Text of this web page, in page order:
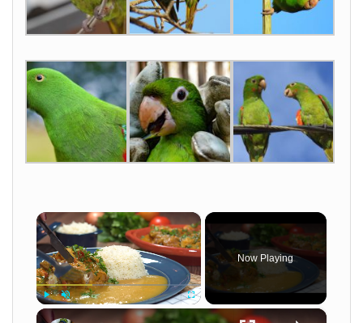
×
Fullscreen
Now Playing
×